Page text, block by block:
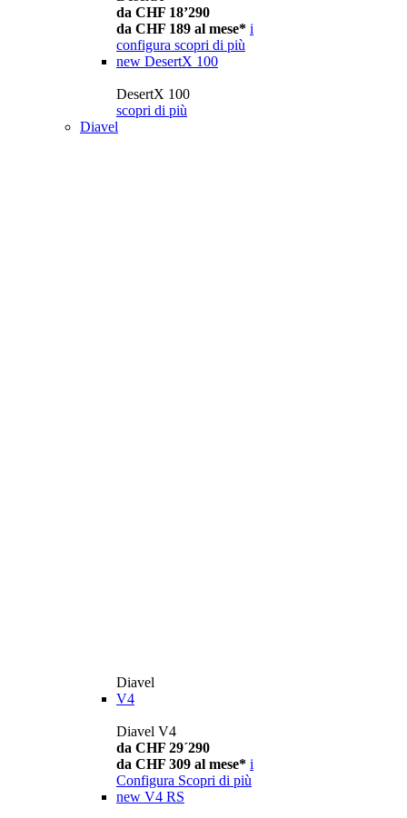
da CHF 18’290
da CHF 189 al mese* i
configura scopri di più
new DesertX 100
DesertX 100
scopri di più
Diavel
Diavel
V4
Diavel V4
da CHF 29´290
da CHF 309 al mese* i
Configura Scopri di più
new V4 RS